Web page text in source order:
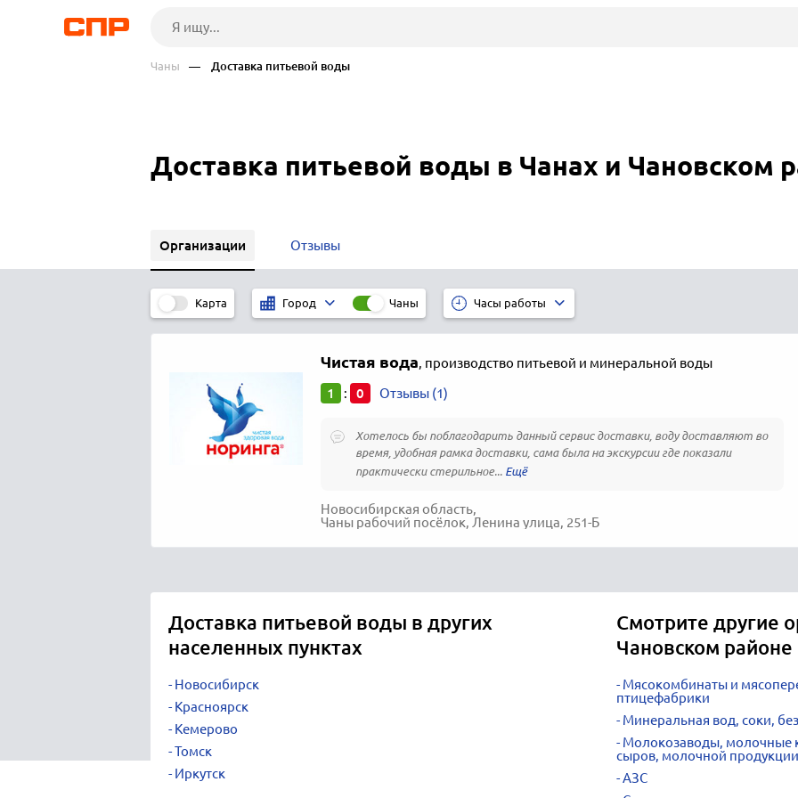
Чаны — Доставка питьевой воды
Доставка питьевой воды в Чанах и Чановском
Организации Отзывы
Карта Город Чаны Часы работы
Чистая вода, производство питьевой и минеральной воды
1 : 0 Отзывы (1)
Хотелось бы поблагодарить данный сервис доставки, воду доставляют во
время, удобная рамка доставки, сама была на экскурсии где показали
практически стерильное...
Новосибирская область,
Чаны рабочий посёлок, Ленина улица, 251-Б
Доставка питьевой воды в других
населенных пунктах
Новосибирск
Красноярск
Кемерово
Томск
Иркутск
Смотрите другие
Чановском районе
Мясокомбинаты и
птицефабрики
Минеральная вод, соки,
Молокозаводы, молочные
сыров, молочной продукции
АЗС